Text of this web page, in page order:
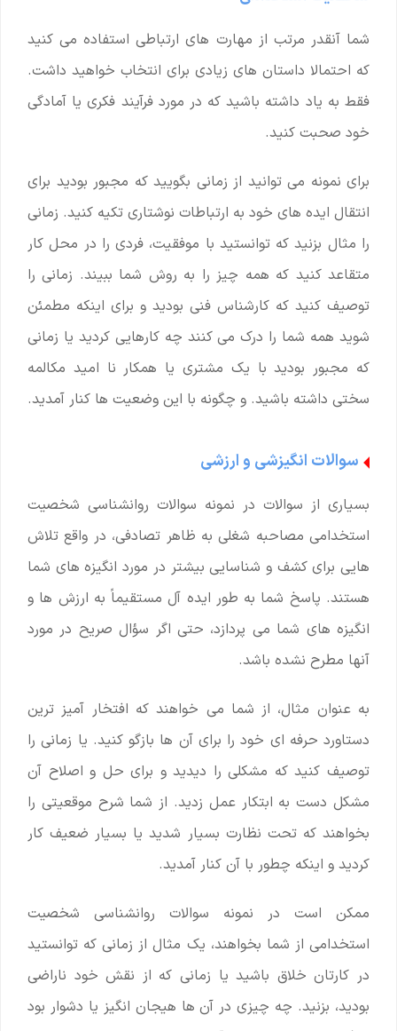
شما آنقدر مرتب از مهارت های ارتباطی استفاده می کنید
که احتمالا داستان های زیادی برای انتخاب خواهید داشت.
فقط به یاد داشته باشید که در مورد فرآیند فکری یا آمادگی
خود صحبت کنید.
برای نمونه می توانید از زمانی بگویید که مجبور بودید برای
انتقال ایده های خود به ارتباطات نوشتاری تکیه کنید. زمانی
را مثال بزنید که توانستید با موفقیت، فردی را در محل کار
متقاعد کنید که همه چیز را به روش شما ببیند. زمانی را
توصیف کنید که کارشناس فنی بودید و برای اینکه مطمئن
شوید همه شما را درک می کنند چه کارهایی کردید یا زمانی
که مجبور بودید با یک مشتری یا همکار نا امید مکالمه
سختی داشته باشید. و چگونه با این وضعیت ها کنار آمدید.
سوالات انگیزشی و ارزشی
بسیاری از سوالات در نمونه سوالات روانشناسی شخصیت
استخدامی مصاحبه شغلی به ظاهر تصادفی، در واقع تلاش
هایی برای کشف و شناسایی بیشتر در مورد انگیزه های شما
هستند. پاسخ شما به طور ایده‌ آل مستقیماً به ارزش ‌ها و
انگیزه ‌های شما می ‌پردازد، حتی اگر سؤال صریح در مورد
آنها مطرح نشده باشد.
به عنوان مثال، از شما می خواهند که افتخار آمیز ترین
دستاورد حرفه ای خود را برای آن ها بازگو کنید. یا زمانی را
توصیف کنید که مشکلی را دیدید و برای حل و اصلاح آن
مشکل دست به ابتکار عمل زدید. از شما شرح موقعیتی را
بخواهند که تحت نظارت بسیار شدید یا بسیار ضعیف کار
کردید و اینکه چطور با آن کنار آمدید.
ممکن است در نمونه سوالات روانشناسی شخصیت
استخدامی از شما بخواهند، یک مثال از زمانی که توانستید
در کارتان خلاق باشید یا زمانی که از نقش خود ناراضی
بودید، بزنید. چه چیزی در آن ها هیجان انگیز یا دشوار بود